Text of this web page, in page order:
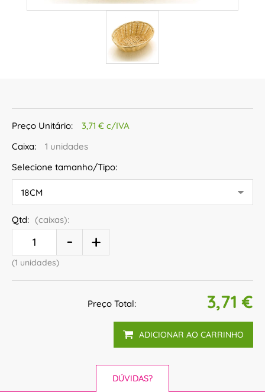
Preço Unitário:
3,71 € c/IVA
Caixa:
1 unidades
Selecione tamanho/Tipo:
Qtd: (caixas):
(1 unidades)
Preço Total: 3,71 €
ADICIONAR AO CARRINHO
DÚVIDAS?